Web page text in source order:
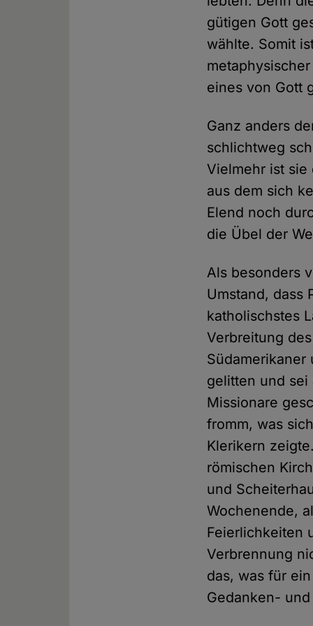
gütigen Gott
wählte. Somit
eines von Gott
Ganz anders
schlichtweg
Vielmehr ist
aus dem sich
Elend noch
die Übel der
Als besonders
Umstand, dass
katholischstes
Verbreitung
gelitten und
Missionare
fromm, was
Klerikern
römischen
und
Wochenende,
Feierlichkeiten
Verbrennung
das, was für
Gedanken-